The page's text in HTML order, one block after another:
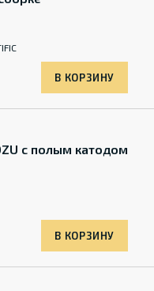
В КОРЗИНУ
с полым катодом
В КОРЗИНУ